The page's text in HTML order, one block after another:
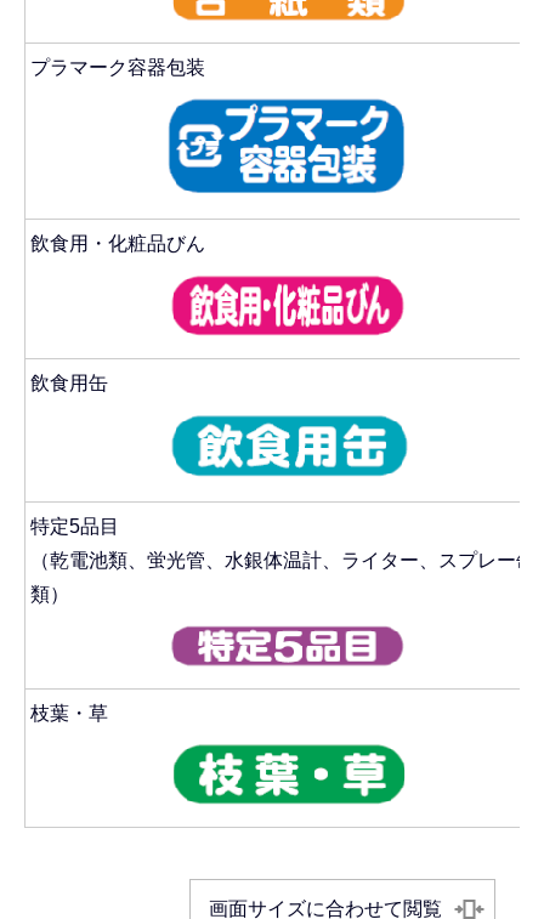
プラマーク容器包装
飲食用・化粧品びん
飲食用缶
特定5品目
（乾電池類、蛍光管、水銀体温計、ライター、スプレー缶
類）
枝葉・草
画面サイズに合わせて閲覧